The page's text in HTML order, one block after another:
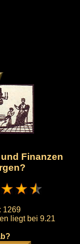
Finanzen
1269
liegt bei 9.21